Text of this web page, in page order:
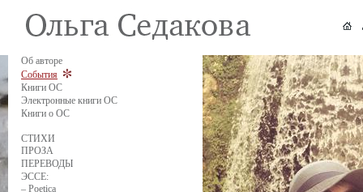
Об авторе
События
Книги ОС
Электронные книги ОС
Книги о ОС
СТИХИ
ПРОЗА
ПЕРЕВОДЫ
ЭССЕ:
– Poetica